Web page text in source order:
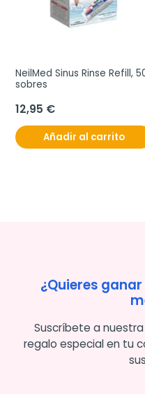
NeilMed Sinus Rinse Refill,
sobres
12,95 €
Añadir al carrito
¿Quieres ganar
Suscríbete a
regalo especial en tu